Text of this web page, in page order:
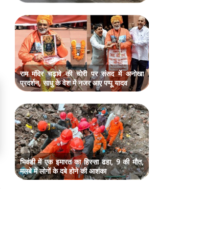
राम मंदिर चढ़ावे की चोरी पर संसद में अनोखा
प्रदर्शन, साधु के वेश में नजर आए पप्पू यादव
भिवंडी में एक इमारत का हिस्सा ढहा, 9 की मौत,
मलबे में लोगों के दबे होने की आशंका